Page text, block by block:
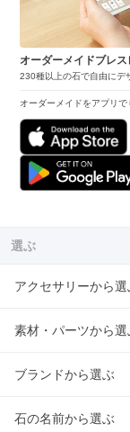
オーダーメイドブレス
230種以上の石で自由にデ
オーダーメイドをアプリで
選ぶ
アクセサリーから選
素材・パーツから選
ブランドから選ぶ
石の名前から選ぶ